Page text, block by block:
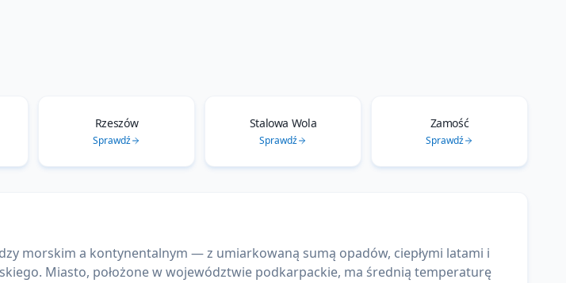
Rzeszów
Sprawdź
Stalowa Wola
Sprawdź
Zamość
Sprawdź
morskim a kontynentalnym — z umiarkowaną sumą opadów, ciepłymi latami i
Miasto, położone w województwie podkarpackie, ma średnią temperaturę